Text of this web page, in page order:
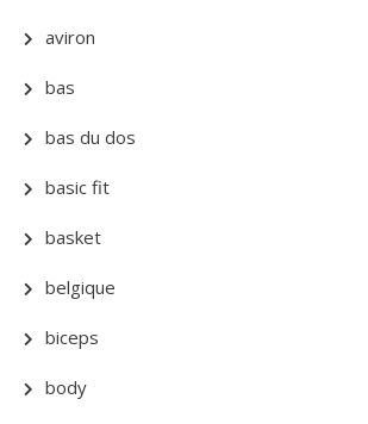
aviron
bas
bas du dos
basic fit
basket
belgique
biceps
body